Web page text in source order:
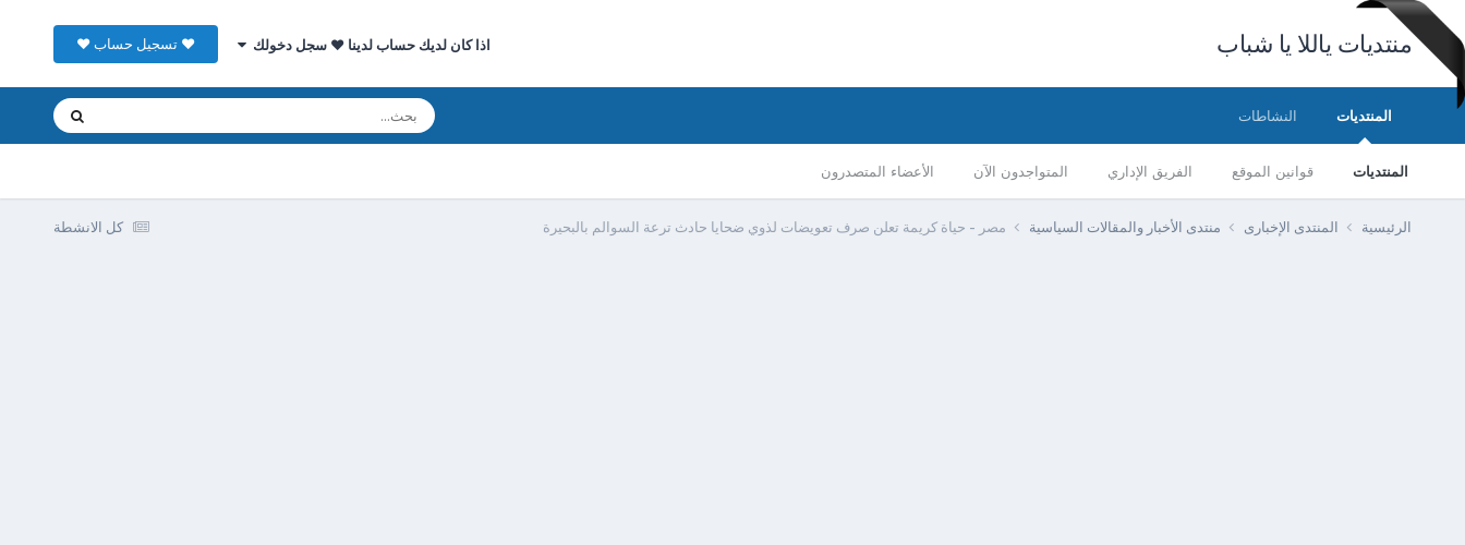
منتديات ياللا يا شباب اذا كان لديك حساب لدينا ♥ سجل دخولك ♥ تسجيل حساب ♥
المنتديات
المنتديات قوانين الموقع الفريق الإداري المتواجدون الآن الأعضاء المتصدرون
النشاطات
كل الانشطة الرئيسية المنتدى الإخبارى منتدى الأخبار والمقالات السياسية مصر - حياة كريمة تعلن صرف تعويضات لذوي ضحايا حادث ترعة السوالم بالبحيرة